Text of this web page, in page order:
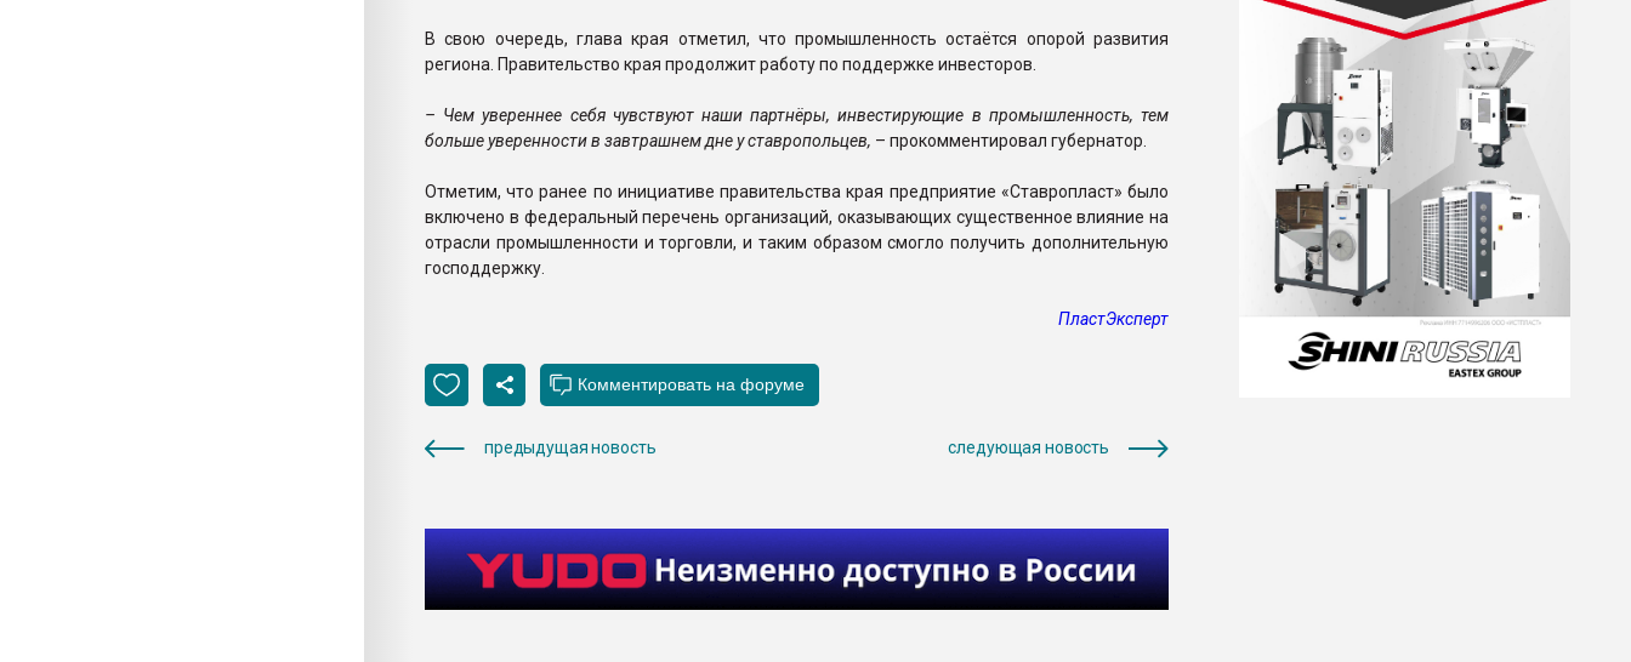
В свою очередь, глава края отметил, что промышленность остаётся опорой развития
региона. Правительство края продолжит работу по поддержке инвесторов.
– Чем увереннее себя чувствуют наши партнёры, инвестирующие в промышленность, тем
больше уверенности в завтрашнем дне у ставропольцев, – прокомментировал губернатор.
Отметим, что ранее по инициативе правительства края предприятие «Ставропласт» было
включено в федеральный перечень организаций, оказывающих существенное влияние на
отрасли промышленности и торговли, и таким образом смогло получить дополнительную
господдержку.
ПластЭксперт
предыдущая новость следующая новость